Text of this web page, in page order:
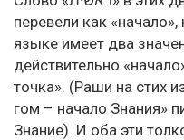
перевели как
языке имеет два
действительно
точка». (Раши на стих
гом – начало Знания»
Знание). И оба эти